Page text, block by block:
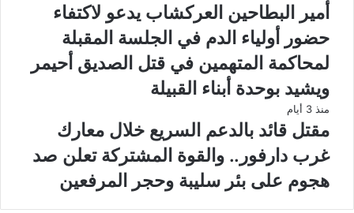
أمير البطاحين العركشاب يدعو لاكتفاء
حضور أولياء الدم في الجلسة المقبلة
لمحاكمة المتهمين في قتل الصديق أحيمر
ويشيد بوحدة أبناء القبيلة
منذ 3 أيام
مقتل قائد بالدعم السريع خلال معارك
غرب دارفور.. والقوة المشتركة تعلن صد
هجوم على بئر سليبة وحجر المرفعين